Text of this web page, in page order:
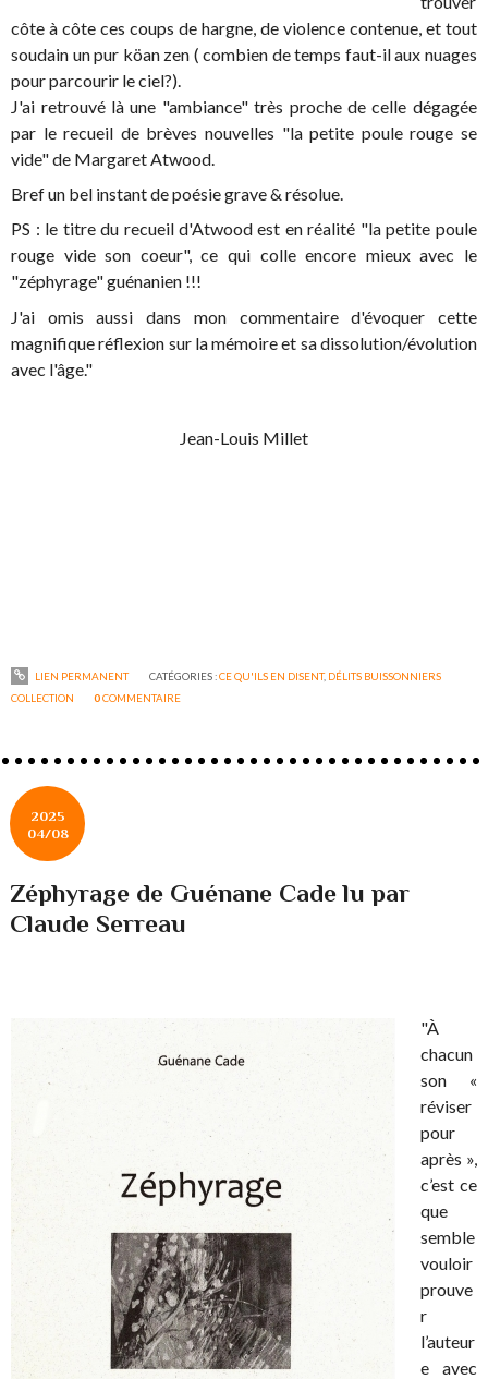
côte à côte ces coups de hargne, de violence contenue, et tout
soudain un pur köan zen ( combien de temps faut-il aux nuages
pour parcourir le ciel?).
J'ai retrouvé là une "ambiance" très proche de celle dégagée
par le recueil de brèves nouvelles "la petite poule rouge se
vide" de Margaret Atwood.
Bref un bel instant de poésie grave & résolue.
PS : le titre du recueil d'Atwood est en réalité "la petite poule
rouge vide son coeur", ce qui colle encore mieux avec le
"zéphyrage" guénanien !!!
J'ai omis aussi dans mon commentaire d'évoquer cette
magnifique réflexion sur la mémoire et sa dissolution/évolution
avec l'âge."
Jean-Louis Millet
LIEN PERMANENT CATÉGORIES :CE QU'ILS EN DISENT, DÉLITS BUISSONNIERS
COLLECTION
0COMMENTAIRE
2025
04/08
Zéphyrage de Guénane Cade lu par
Claude Serreau
"À
chacun
son «
réviser
pour
après »,
c’est ce
que
semble
vouloir
prouve
r
l’auteur
e avec